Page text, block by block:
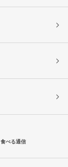
食べる通信